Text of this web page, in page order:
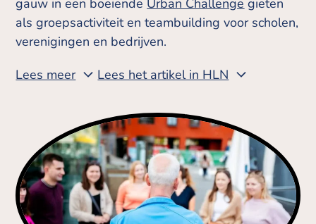
gauw in een boeiende Urban Challenge gieten
als groepsactiviteit en teambuilding voor scholen,
verenigingen en bedrijven.
Lees meer
Lees het artikel in HLN